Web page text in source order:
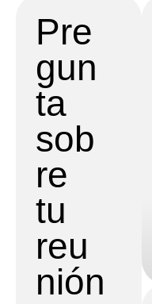
Pre
gun
ta
sob
re
tu
reu
nión